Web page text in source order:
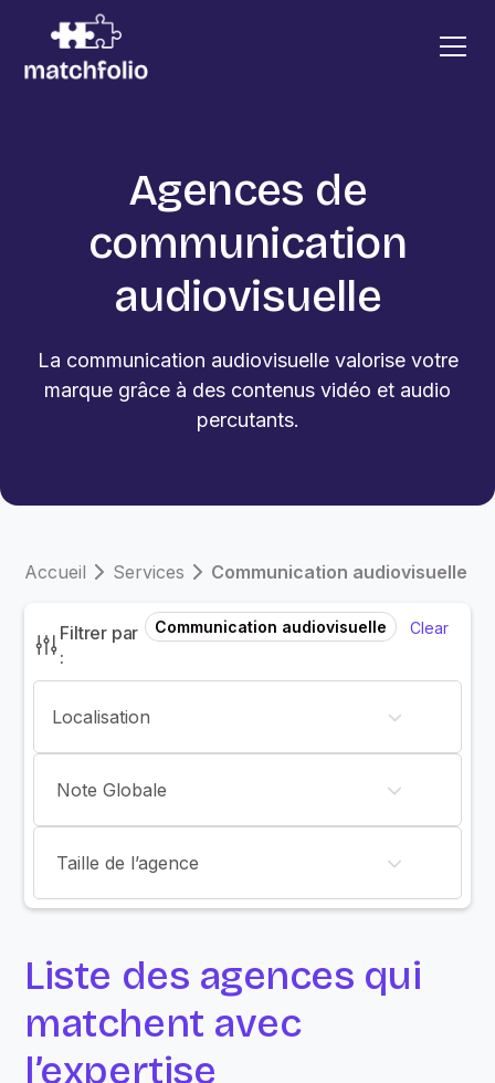
Agences de
communication
audiovisuelle
La communication audiovisuelle valorise votre
marque grâce à des contenus vidéo et audio
percutants.
Accueil Services Communication audiovisuelle
Filtrer par
:
Communication audiovisuelle Clear
Note Globale
Taille de l’agence
Liste des agences qui
matchent avec
l’expertise